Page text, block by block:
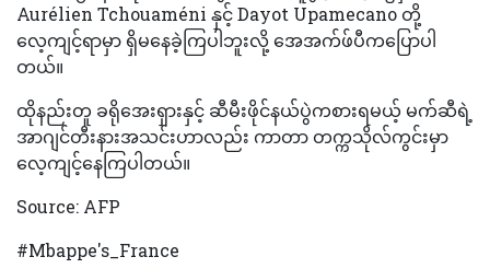
Aurélien Tchouaméni နှင့် Dayot Upamecano တို့
လေ့ကျင့်ရာမှာ ရှိမနေခဲ့ကြပါဘူးလို့ အေအက်ဖ်ပီကပြောပါ
တယ်။
ထိုနည်းတူ ခရိုအေးရှားနှင့် ဆီမီးဖိုင်နယ်ပွဲကစားရမယ့် မက်ဆီရဲ့
အာဂျင်တီးနားအသင်းဟာလည်း ကာတာ တက္ကသိုလ်ကွင်းမှာ
လေ့ကျင့်နေကြပါတယ်။
Source: AFP
#Mbappe's_France